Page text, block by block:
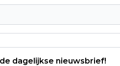
dagelijkse nieuwsbrief!